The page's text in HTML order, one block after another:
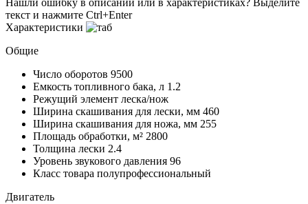
Нашли ошибку в описании или в характеристиках? Выделите
текст и нажмите Ctrl+Enter
Характеристики
Общие
Число оборотов 9500
Емкость топливного бака, л 1.2
Режущий элемент леска/нож
Ширина скашивания для лески, мм 460
Ширина скашивания для ножа, мм 255
Площадь обработки, м² 2800
Толщина лески 2.4
Уровень звукового давления 96
Класс товара полупрофессиональный
Двигатель